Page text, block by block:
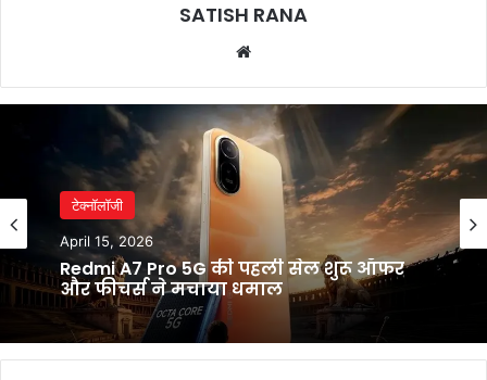
SATISH RANA
टेक्नॉलॉजी
April 15, 2026
Redmi A7 Pro 5G की पहली सेल शुरू ऑफर
और फीचर्स ने मचाया धमाल